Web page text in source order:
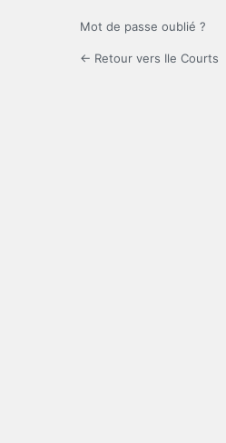
Mot de passe oublié ?
← Retour vers Ile Courts